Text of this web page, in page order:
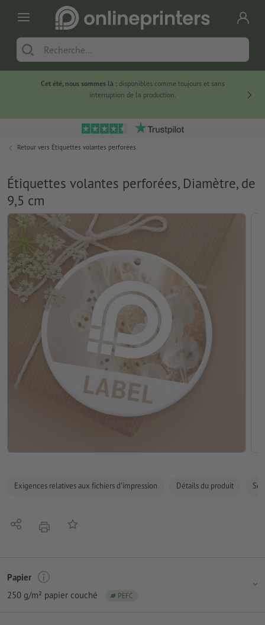
Cet été, nous sommes là :disponibles comme toujours et sans
interruption de la production.
Retour vers Étiquettes volantes perforées
Étiquettes volantes perforées, Diamètre, de
9,5 cm
Exigences relatives aux fichiers d'impression Détails du produit
PartagerimprimerAjouter à liste d'article
Papier
250 g/m² papier couché
PEFC